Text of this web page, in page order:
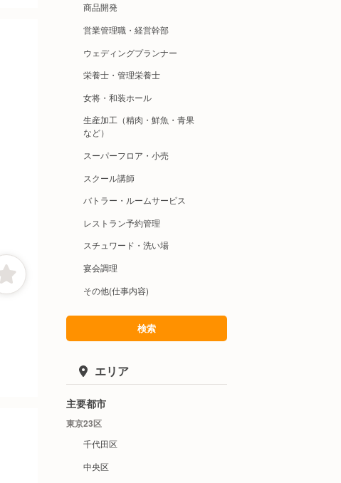
商品開発
営業管理職・経営幹部
ウェディングプランナー
栄養士・管理栄養士
女将・和装ホール
生産加工（精肉・鮮魚・青果
など）
スーパーフロア・小売
スクール講師
バトラー・ルームサービス
レストラン予約管理
スチュワード・洗い場
宴会調理
その他(仕事内容)
検索
エリア
主要都市
東京23区
千代田区
中央区